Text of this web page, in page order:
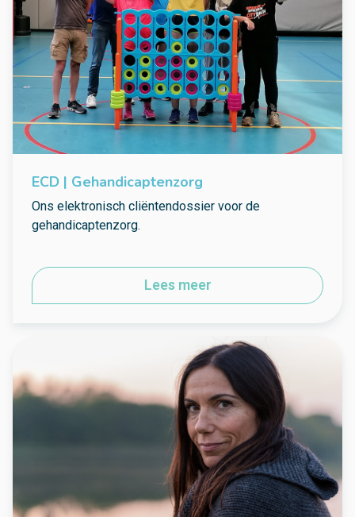
ECD | Gehandicaptenzorg
Ons elektronisch cliëntendossier voor de
gehandicaptenzorg.
Lees meer